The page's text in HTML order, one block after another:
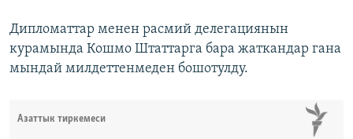
Дипломаттар менен расмий делегациянын
курамында Кошмо Штаттарга бара жаткандар гана
мындай милдеттенмеден бошотулду.
Азаттык тиркемеси